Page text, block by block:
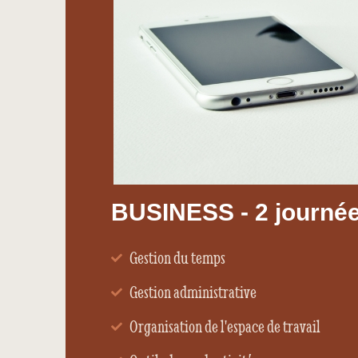
BUSINESS - 2
Gestion du temps
Gestion administrative
Organisation de l'espace de travail